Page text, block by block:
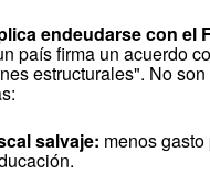
endeudarse con el
país firma un acuerdo
estructurales". No
salvaje: menos